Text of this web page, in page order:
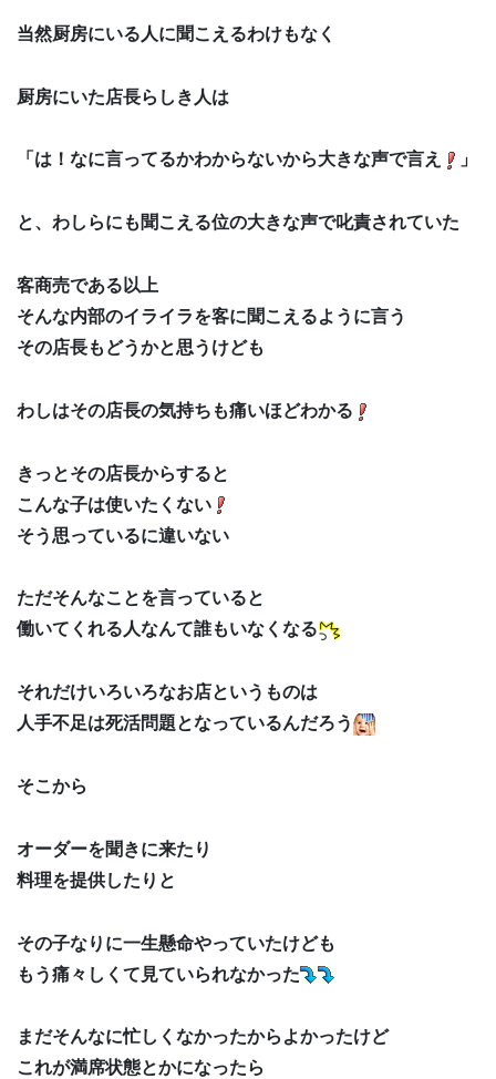
当然厨房にいる人に聞こえるわけもなく
厨房にいた店長らしき人は
「は！なに言ってるかわからないから大きな声で言え 」
と、わしらにも聞こえる位の大きな声で叱責されていた
客商売である以上
そんな内部のイライラを客に聞こえるように言う
その店長もどうかと思うけども
わしはその店長の気持ちも痛いほどわかる
きっとその店長からすると
こんな子は使いたくない
そう思っているに違いない
ただそんなことを言っていると
働いてくれる人なんて誰もいなくなる
それだけいろいろなお店というものは
人手不足は死活問題となっているんだろう
そこから
オーダーを聞きに来たり
料理を提供したりと
その子なりに一生懸命やっていたけども
もう痛々しくて見ていられなかった
まだそんなに忙しくなかったからよかったけど
これが満席状態とかになったら